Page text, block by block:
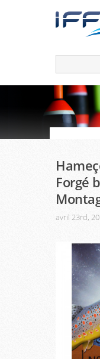
Forgé
avril 23rd,